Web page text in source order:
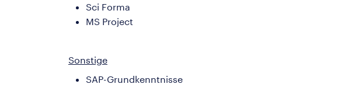
Sci Forma
MS Project
Sonstige
SAP-Grundkenntnisse